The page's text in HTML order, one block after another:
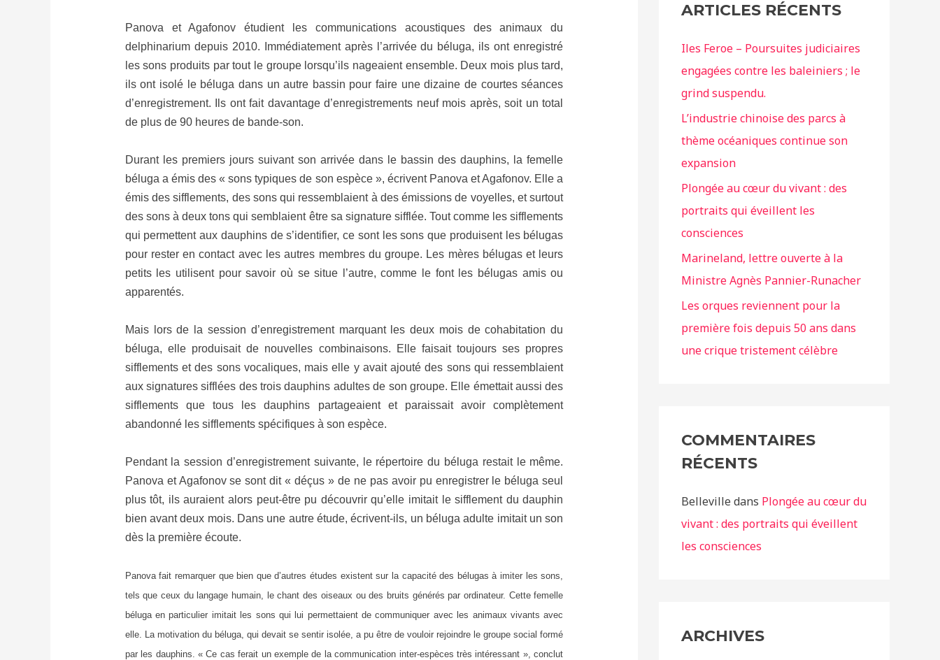
Panova et Agafonov étudient les communications acoustiques des animaux du
delphinarium depuis 2010. Immédiatement après l’arrivée du béluga, ils ont enregistré
les sons produits par tout le groupe lorsqu’ils nageaient ensemble. Deux mois plus tard,
ils ont isolé le béluga dans un autre bassin pour faire une dizaine de courtes séances
d’enregistrement. Ils ont fait davantage d’enregistrements neuf mois après, soit un total
de plus de 90 heures de bande-son.
Durant les premiers jours suivant son arrivée dans le bassin des dauphins, la femelle
béluga a émis des « sons typiques de son espèce », écrivent Panova et Agafonov. Elle a
émis des sifflements, des sons qui ressemblaient à des émissions de voyelles, et surtout
des sons à deux tons qui semblaient être sa signature sifflée. Tout comme les sifflements
qui permettent aux dauphins de s’identifier, ce sont les sons que produisent les bélugas
pour rester en contact avec les autres membres du groupe. Les mères bélugas et leurs
petits les utilisent pour savoir où se situe l’autre, comme le font les bélugas amis ou
apparentés.
Mais lors de la session d’enregistrement marquant les deux mois de cohabitation du
béluga, elle produisait de nouvelles combinaisons. Elle faisait toujours ses propres
sifflements et des sons vocaliques, mais elle y avait ajouté des sons qui ressemblaient
aux signatures sifflées des trois dauphins adultes de son groupe. Elle émettait aussi des
sifflements que tous les dauphins partageaient et paraissait avoir complètement
abandonné les sifflements spécifiques à son espèce.
Pendant la session d’enregistrement suivante, le répertoire du béluga restait le même.
Panova et Agafonov se sont dit « déçus » de ne pas avoir pu enregistrer le béluga seul
plus tôt, ils auraient alors peut-être pu découvrir qu’elle imitait le sifflement du dauphin
bien avant deux mois. Dans une autre étude, écrivent-ils, un béluga adulte imitait un son
dès la première écoute.
Panova fait remarquer que bien que d’autres études existent sur la capacité des bélugas à imiter les sons,
tels que ceux du langage humain, le chant des oiseaux ou des bruits générés par ordinateur. Cette femelle
béluga en particulier imitait les sons qui lui permettaient de communiquer avec les animaux vivants avec
elle. La motivation du béluga, qui devait se sentir isolée, a pu être de vouloir rejoindre le groupe social formé
par les dauphins. « Ce cas ferait un exemple de la communication inter-espèces très intéressant », conclut
ARTICLES RÉCENTS
Iles Feroe – Poursuites judiciaires
engagées contre les baleiniers ; le
grind suspendu.
L’industrie chinoise des parcs à
thème océaniques continue son
expansion
Plongée au cœur du vivant : des
portraits qui éveillent les
consciences
Marineland, lettre ouverte à la
Ministre Agnès Pannier-Runacher
Les orques reviennent pour la
première fois depuis 50 ans dans
une crique tristement célèbre
COMMENTAIRES
RÉCENTS
Belleville dans Plongée au cœur du
vivant : des portraits qui éveillent
les consciences
ARCHIVES